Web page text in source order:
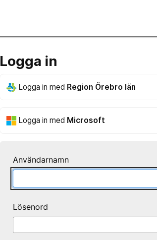
Logga in
Logga in med Region Örebro län
Logga in med Microsoft
Användarnamn
Lösenord